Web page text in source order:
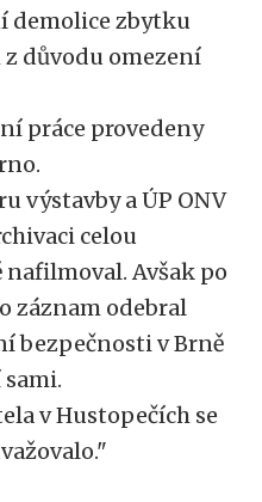
demolice zbytku
důvodu omezení
práce provedeny
výstavby a ÚP ONV
celou
Avšak po
záznam odebral
bezpečnosti v Brně
v Hustopečích se